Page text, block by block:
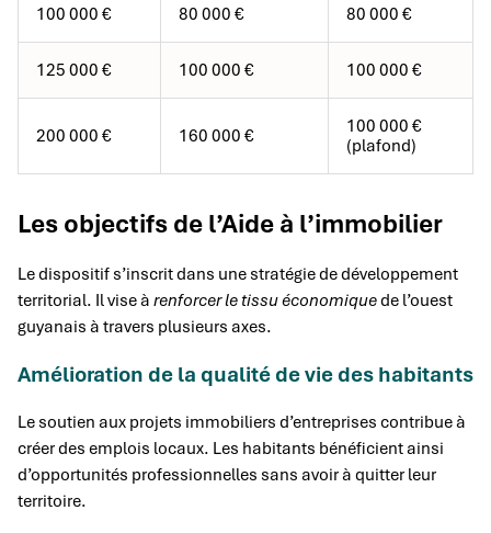
100 000 € 80 000 € 80 000 €
125 000 € 100 000 € 100 000 €
200 000 € 160 000 €
100 000 €
(plafond)
Les objectifs de l’Aide à l’immobilier
Le dispositif s’inscrit dans une stratégie de développement
territorial. Il vise à renforcer le tissu économiquede l’ouest
guyanais à travers plusieurs axes.
Amélioration de la qualité de vie des habitants
Le soutien aux projets immobiliers d’entreprises contribue à
créer des emplois locaux. Les habitants bénéficient ainsi
d’opportunités professionnelles sans avoir à quitter leur
territoire.